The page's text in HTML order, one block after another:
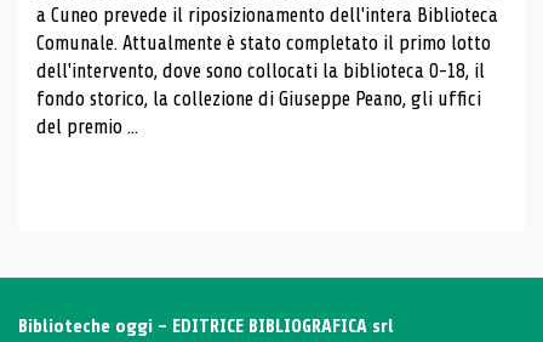
a Cuneo prevede il riposizionamento dell'intera Biblioteca
Comunale. Attualmente è stato completato il primo lotto
dell'intervento, dove sono collocati la biblioteca 0-18, il
fondo storico, la collezione di Giuseppe Peano, gli uffici
del premio ...
Biblioteche oggi - EDITRICE BIBLIOGRAFICA srl